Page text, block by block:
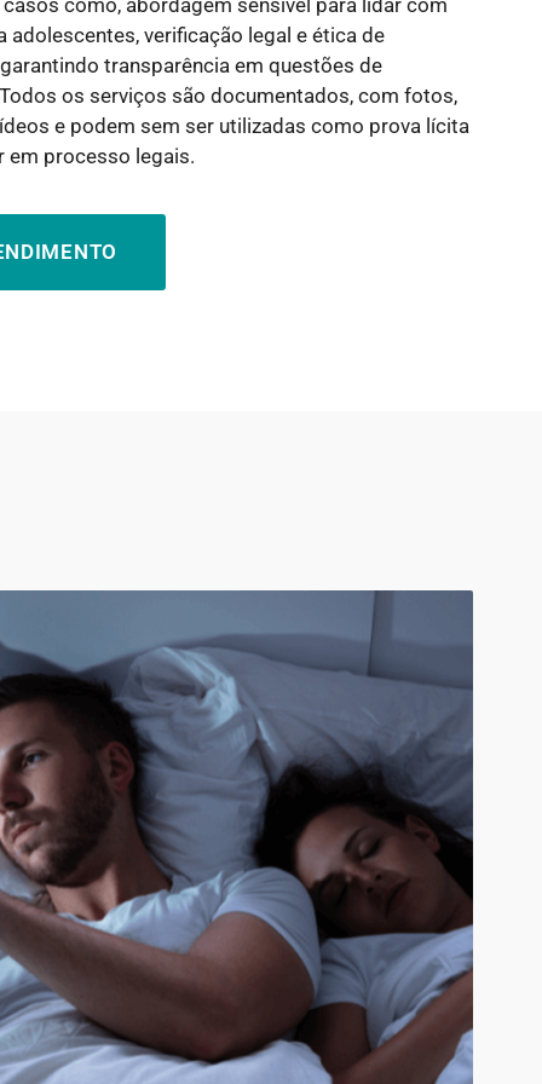
como, abordagem sensível para lidar com
adolescentes, verificação legal e ética de
transparência em questões de
os serviços são documentados, com fotos,
e podem sem ser utilizadas como prova lícita
em processo legais.